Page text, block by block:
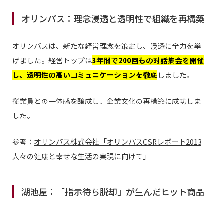
オリンパス：理念浸透と透明性で組織を再構築
オリンパスは、新たな経営理念を策定し、浸透に全力を挙
げました。経営トップは3年間で200回もの対話集会を開催
し、透明性の高いコミュニケーションを徹底しました。
従業員との一体感を醸成し、企業文化の再構築に成功しま
した。
参考： オリンパス株式会社「オリンパスCSRレポート2013
人々の健康と幸せな生活の実現に向けて」
湖池屋：「指示待ち脱却」が生んだヒット商品